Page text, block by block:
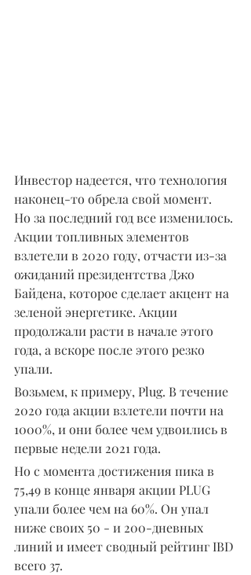
Инвестор надеется, что технология
наконец-то обрела свой момент.
Но за последний год все изменилось.
Акции топливных элементов
взлетели в 2020 году, отчасти из-за
ожиданий президентства Джо
Байдена, которое сделает акцент на
зеленой энергетике. Акции
продолжали расти в начале этого
года, а вскоре после этого резко
упали.
Возьмем, к примеру, Plug. В течение
2020 года акции взлетели почти на
1000%, и они более чем удвоились в
первые недели 2021 года.
Но с момента достижения пика в
75,49 в конце января акции PLUG
упали более чем на 60%. Он упал
ниже своих 50 - и 200-дневных
линий и имеет сводный рейтинг IBD
всего 37.